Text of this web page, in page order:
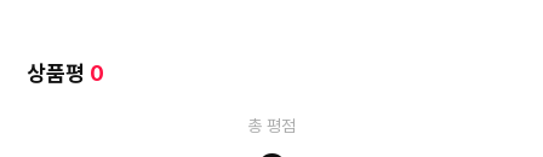
상품평 0
총 평점